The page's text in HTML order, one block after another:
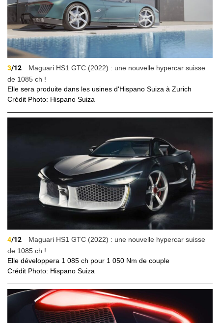
3/12
Maguari HS1 GTC (2022) : une nouvelle hypercar suisse
de 1085 ch !
Elle sera produite dans les usines d'Hispano Suiza à Zurich
Crédit Photo: Hispano Suiza
4/12
Maguari HS1 GTC (2022) : une nouvelle hypercar suisse
de 1085 ch !
Elle développera 1 085 ch pour 1 050 Nm de couple
Crédit Photo: Hispano Suiza